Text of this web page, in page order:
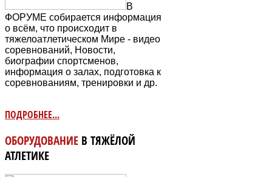
В
ФОРУМЕ собирается информация
о всём, что происходит в
тяжелоатлетическом Мире - видео
соревнований, Новости,
биографии спортсменов,
информация о залах, подготовка к
соревнованиям, тренировки и др.
ПОДРОБНЕЕ...
ОБОРУДОВАНИЕ В ТЯЖЁЛОЙ
АТЛЕТИКЕ